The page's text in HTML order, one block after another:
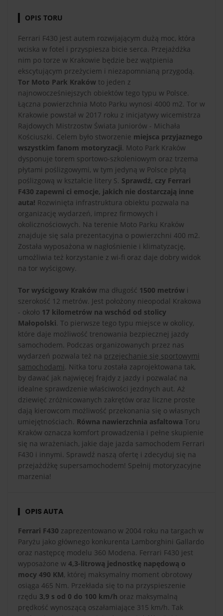
OPIS TORU
Ferrari F430 jest autem rozwijającym dużą moc, która
wciska w fotel i przyspiesza bicie serca. Przejażdżka
nim po torze w Krakowie będzie bez wątpienia
ekscytującym przeżyciem i niezapomnianą przygodą.
Tor Moto Park Kraków to jeden z
najnowocześniejszych obiektów tego typu w Polsce.
Łączna powierzchnia Moto Parku wynosi 4000 m2. Tor w
Krakowie powstał w 2017 roku z inicjatywy wicemistrza
Rajdowych Mistrzostw Świata Juniorów - Michała
Kościuszki. Celem było stworzenie miejsca przyjaznego
wszystkim fanom motoryzacji. Moto Park Kraków
dysponuje torem sportowo-szkoleniowym oraz trzema
płytami poślizgowymi, w tym jedyną w Polsce płytą
poślizgową w kształcie litery S. Sprawdź, czy Ferrari
F430 zapewni ci emocje, jakich nie dostarczają inne
auta! Rozwinięta infrastruktura obiektu pozwala na
organizację wydarzeń, imprez firmowych i
okolicznościowych. Na terenie Moto Parku Kraków
znajduje się sala prezentacyjna o powierzchni 400 m2.
Została wyposażona w nagłośnienie i klimatyzację,
umożliwia też korzystanie z wi-fi oraz daje dobry widok
na tor wyścigowy.
Tor wyścigowy Kraków ma długość 1500 metrów i
szerokość 12 metrów. Jest położony nieopodal Krakowa
- około 17 kilometrów na wschód od stolicy
Małopolski. To pierwsze tego typu miejsce w okolicy,
które daje możliwość trenowania bezpiecznej jazdy
samochodem. Podczas organizowanych przez nas
wydarzeń pozwala też na przejechanie się sportowymi
samochodami. Nitka toru została zaprojektowana tak,
by dawać jak najwięcej frajdy z jazdy i pozwalać na
idealne sprawdzenie właściwości jezdnych aut. Aż
dziewięć zróżnicowanych zakrętów oraz liczne proste
dają kierowcom możliwość przekonania się o własnych
umiejętnościach. Równa nawierzchnia asfaltowa Toru
Kraków oznacza komfort prowadzenia i pełne skupienie
się na wrażeniach, jakie daje jazda samochodem Ferrari
F430 i innymi. Sprawdź naszą ofertę i zdecyduj się na
przejażdżkę supersamochodem! Spełnij motoryzacyjne
marzenia!
OPIS AUTA
Ferrari F430 zaprezentowano w 2004 roku na targach w
Paryżu jako głównego konkurenta Lamborghini Gallardo
oraz następcę modelu 360 Modena. Ferrari F430 jest
wyposażone w 4,3-litrową jednostkę napędową o
mocy 490 KM, której maksymalny moment obrotowy
osiąga 465 Nm. Przekłada się to na przyspieszenie
rzędu 3,9 s od 0 do 100 km/h oraz maksymalną
prędkość wynoszącą oszałamiające 315 km/h. Tak